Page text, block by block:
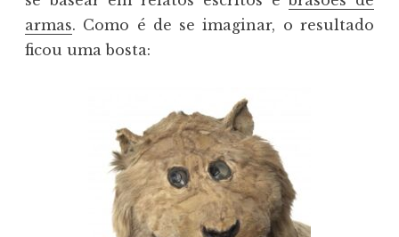
armas. Como é de se imaginar, o resultado
ficou uma bosta: